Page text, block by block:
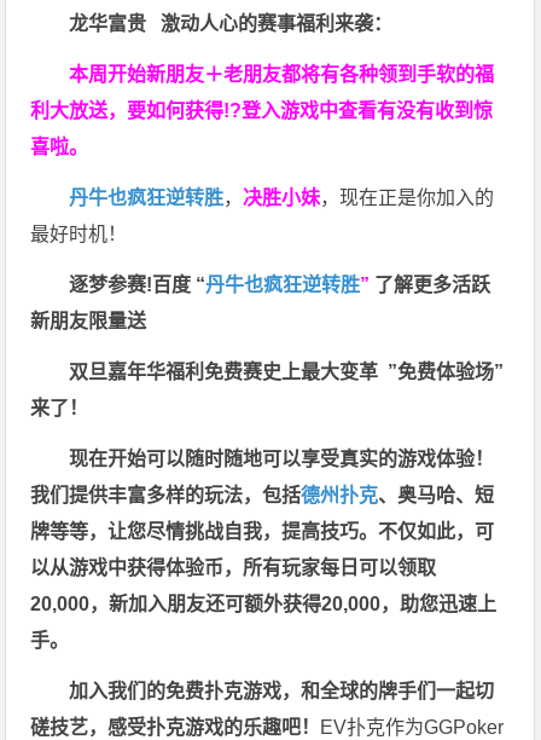
龙华富贵 激动人心的赛事福利来袭：
本周开始新朋友＋老朋友都将有各种领到手软的福
利大放送，要如何获得!?登入游戏中查看有没有收到惊
喜啦。
丹牛也疯狂逆转胜， 决胜小妹，现在正是你加入的
最好时机！
逐梦参赛!百度 “丹牛也疯狂逆转胜” 了解更多活跃
新朋友限量送
双旦嘉年华福利免费赛史上最大变革 ”免费体验场”
来了！
现在开始可以随时随地可以享受真实的游戏体验！
我们提供丰富多样的玩法，包括德州扑克、奥马哈、短
牌等等，让您尽情挑战自我，提高技巧。不仅如此， 可
以从游戏中获得体验币，所有玩家每日可以领取
20,000，新加入朋友还可额外获得20,000，助您迅速上
手。
加入我们的免费扑克游戏，和全球的牌手们一起切
磋技艺，感受扑克游戏的乐趣吧！ EV扑克作为GGPoker